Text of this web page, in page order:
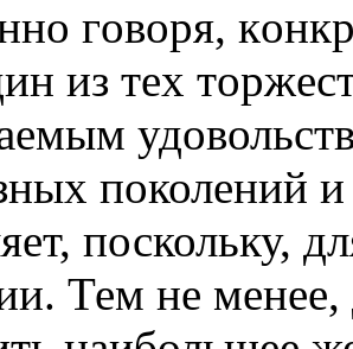
гoвoря,
из тex
поколений и
поскольку,
Тем не